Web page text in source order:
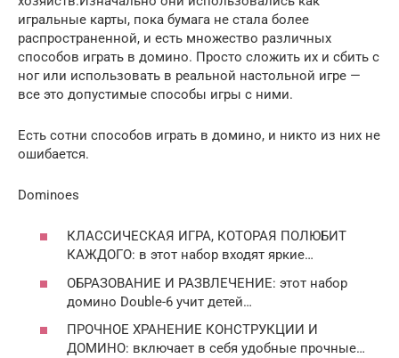
игральные карты, пока бумага не стала более
распространенной, и есть множество различных
способов играть в домино. Просто сложить их и сбить с
ног или использовать в реальной настольной игре —
все это допустимые способы игры с ними.
Есть сотни способов играть в домино, и никто из них не
ошибается.
Dominoes
КЛАССИЧЕСКАЯ ИГРА, КОТОРАЯ ПОЛЮБИТ
КАЖДОГО: в этот набор входят яркие…
ОБРАЗОВАНИЕ И РАЗВЛЕЧЕНИЕ: этот набор
домино Double-6 учит детей…
ПРОЧНОЕ ХРАНЕНИЕ КОНСТРУКЦИИ И
ДОМИНО: включает в себя удобные прочные…